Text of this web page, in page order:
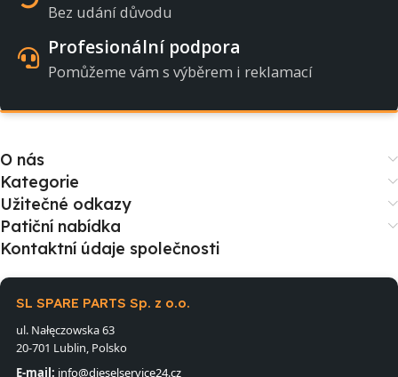
Bez udání důvodu
Profesionální podpora
Pomůžeme vám s výběrem i reklamací
O nás
Kategorie
Užitečné odkazy
Patiční nabídka
Kontaktní údaje společnosti
SL SPARE PARTS Sp. z o.o.
ul. Nałęczowska 63
20-701 Lublin, Polsko
E-mail: info@dieselservice24.cz